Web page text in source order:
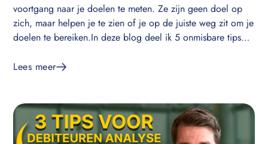
voortgang naar je doelen te meten. Ze zijn geen doel op
zich, maar helpen je te zien of je op de juiste weg zit om je
doelen te bereiken.In deze blog deel ik 5 onmisbare tips
Lees meer